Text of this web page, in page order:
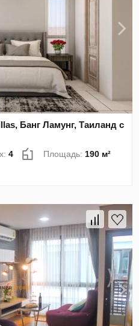
Банг Ламунг, Таиланд с
4 Площадь: 190 м²